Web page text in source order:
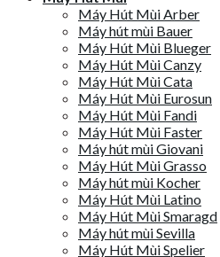
Máy Hút Mùi Arber
Máy hút mùi Bauer
Máy Hút Mùi Blueger
Máy Hút Mùi Canzy
Máy Hút Mùi Cata
Máy Hút Mùi Eurosun
Máy Hút Mùi Fandi
Máy Hút Mùi Faster
Máy hút mùi Giovani
Máy Hút Mùi Grasso
Máy hút mùi Kocher
Máy Hút Mùi Latino
Máy Hút Mùi Smaragd
Máy hút mùi Sevilla
Máy Hút Mùi Spelier